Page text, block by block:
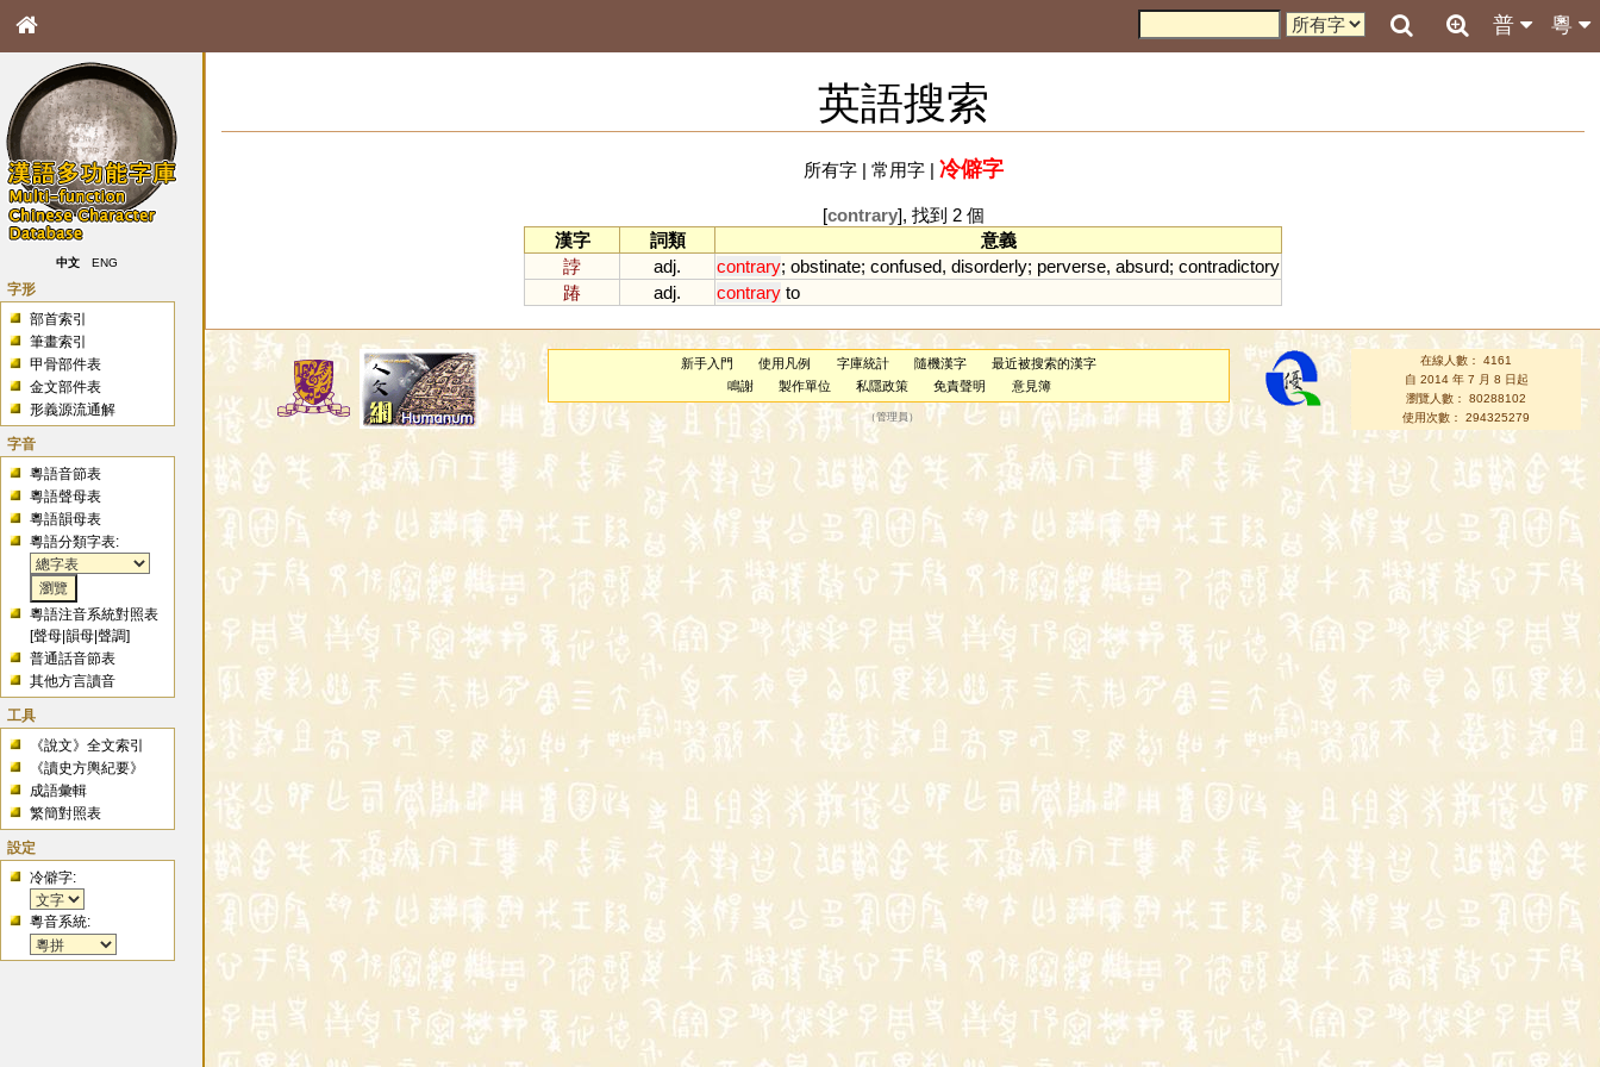
粵
普
中文 ENG
字形
部首索引
筆畫索引
甲骨部件表
金文部件表
形義源流通解
字音
粵語音節表
粵語聲母表
粵語韻母表
粵語分類字表:
粵語注音系統對照表
[聲母 |韻母 |聲調]
普通話音節表
其他方言讀音
工具
《說文》全文索引
《讀史方輿紀要》
成語彙輯
繁簡對照表
設定
冷僻字:
粵音系統:
英語搜索
所有字| 常用字| 冷僻字
[contrary], 找到 2 個
漢字
詞類
意義
誖
adj. contrary; obstinate; confused, disorderly; perverse, absurd; contradictory
踳
adj. contrary to
新手入門 使用凡例 字庫統計 隨機漢字
最近被搜索的漢字
鳴謝
製作單位 私隱政策 免責聲明 意見簿
（管理員 ）
在線人數： 4161
自 2014 年 7 月 8 日起
瀏覽人數： 80288102
使用次數： 294325279